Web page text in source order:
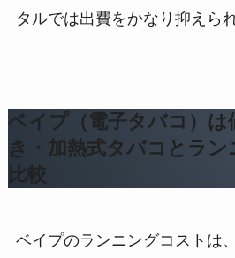
タルでは出費をかなり抑えら
ベイプ（電子タバコ）は
き・加熱式タバコとラ
比較
ベイプのランニングコストは